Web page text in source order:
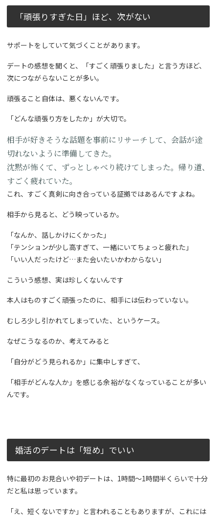
「頑張りすぎた日」ほど、次がない
サポートをしていて気づくことがあります。
デートの感想を聞くと、「すごく頑張りました」と言う方ほど、
次につながらないことが多い。
頑張ること自体は、悪くないんです。
「どんな頑張り方をしたか」が大切で。
相手が好きそうな話題を事前にリサーチして、会話が途
切れないように準備してきた。
沈黙が怖くて、ずっとしゃべり続けてしまった。帰り道、
すごく疲れていた。
これ、すごく真剣に向き合っている証拠ではあるんですよね。
相手から見ると、どう映っているか。
「なんか、話しかけにくかった」
「テンションが少し高すぎて、一緒にいてちょっと疲れた」
「いい人だったけど…また会いたいかわからない」
こういう感想、実は珍しくないんです
本人はものすごく頑張ったのに、相手には伝わっていない。
むしろ少し引かれてしまっていた、というケース。
なぜこうなるのか、考えてみると
「自分がどう見られるか」に集中しすぎて、
「相手がどんな人か」を感じる余裕がなくなっていることが多い
んです。
婚活のデートは「短め」でいい
特に最初のお見合いや初デートは、1時間〜1時間半くらいで十分
だと私は思っています。
「え、短くないですか」と言われることもありますが、これには